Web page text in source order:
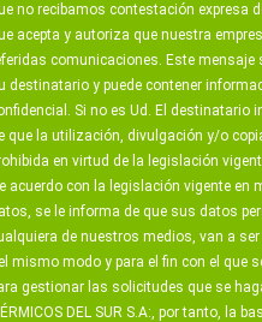
no recibamos contestación expresa
acepta y autoriza que nuestra
comunicaciones. Este mensaje
destinatario y puede contener
Si no es Ud. El destinatario
que la utilización, divulgación y/o
en virtud de la legislación
acuerdo con la legislación vigente en
se le informa de que sus datos
de nuestros medios, van a
mismo modo y para el fin con el que
gestionar las solicitudes que se
DEL SUR S.A:, por tanto, la